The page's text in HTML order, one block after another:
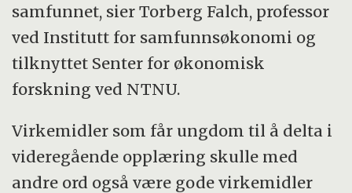
samfunnet, sier Torberg Falch, professor
ved Institutt for samfunnsøkonomi og
tilknyttet Senter for økonomisk
forskning ved NTNU.
Virkemidler som får ungdom til å delta i
videregående opplæring skulle med
andre ord også være gode virkemidler